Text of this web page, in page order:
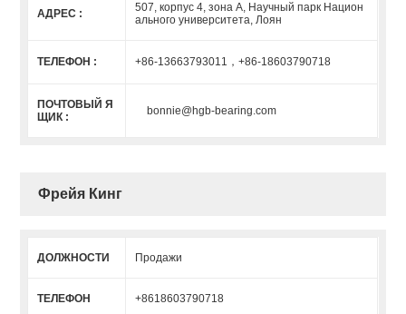
АДРЕС :
507, корпус 4, зона А, Научный парк Национ
ального университета, Лоян
ТЕЛЕФОН : +86-13663793011，+86-18603790718
ПОЧТОВЫЙ Я
ЩИК :
bonnie@hgb-bearing.com
Фрейя Кинг
ДОЛЖНОСТИ Продажи
ТЕЛЕФОН +8618603790718